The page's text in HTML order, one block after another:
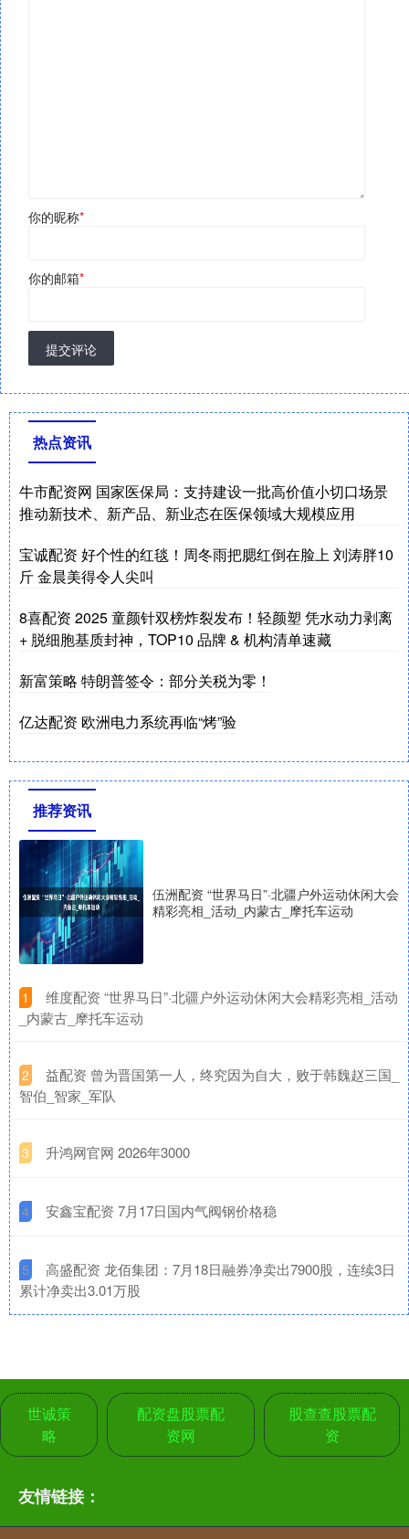
你的昵称*
你的邮箱*
提交评论
热点资讯
牛市配资网 国家医保局：支持建设一批高价值小切口场景
推动新技术、新产品、新业态在医保领域大规模应用
宝诚配资 好个性的红毯！周冬雨把腮红倒在脸上 刘涛胖10
斤 金晨美得令人尖叫
8喜配资 2025 童颜针双榜炸裂发布！轻颜塑 凭水动力剥离
+ 脱细胞基质封神，TOP10 品牌 & 机构清单速藏
新富策略 特朗普签令：部分关税为零！
亿达配资 欧洲电力系统再临“烤”验
推荐资讯
伍洲配资 “世界马日”·北疆户外运动休闲大会
精彩亮相_活动_内蒙古_摩托车运动
1
​维度配资 “世界马日”·北疆户外运动休闲大会精彩亮相_活动
_内蒙古_摩托车运动
2
​益配资 曾为晋国第一人，终究因为自大，败于韩魏赵三国_
智伯_智家_军队
3 ​升鸿网官网 2026年3000
4 ​安鑫宝配资 7月17日国内气阀钢价格稳
5
​高盛配资 龙佰集团：7月18日融券净卖出7900股，连续3日
累计净卖出3.01万股
世诚策
略
配资盘股票配
资网
股查查股票配
资
友情链接：